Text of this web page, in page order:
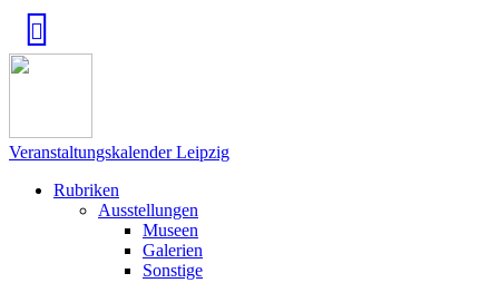
Veranstaltungskalender Leipzig
Rubriken
Ausstellungen
Museen
Galerien
Sonstige